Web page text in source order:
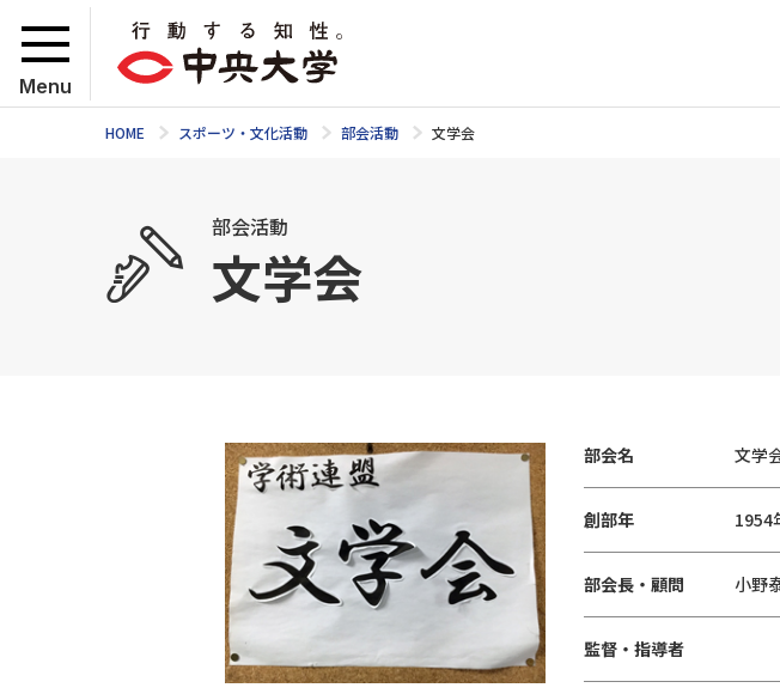
Menu
HOME スポーツ・文化活動 部会活動 文学会
部会活動
文学会
部会名 文学
創部年 1954
部会長・顧問 小野
監督・指導者